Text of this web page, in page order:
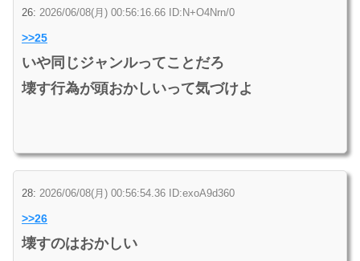
26: 2026/06/08(月) 00:56:16.66 ID:N+O4Nrn/0
>>25
いや同じジャンルってことだろ
壊す行為が頭おかしいって気づけよ
28: 2026/06/08(月) 00:56:54.36 ID:exoA9d360
>>26
壊すのはおかしい